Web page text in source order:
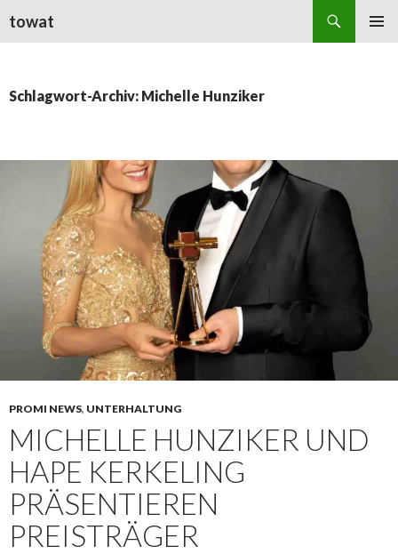
towat
Schlagwort-Archiv: Michelle Hunziker
PROMI NEWS, UNTERHALTUNG
MICHELLE HUNZIKER UND
HAPE KERKELING
PRÄSENTIEREN
PREISTRÄGER